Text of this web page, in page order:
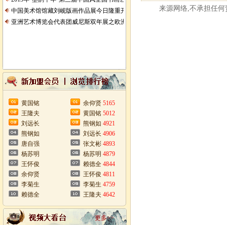
中国美术馆馆藏刘岘版画作品展今日隆重开展
亚洲艺术博览会代表团威尼斯双年展之欧洲行
黄国铭
王隆夫
刘远长
熊钢如
唐自强
杨苏明
王怀俊
余仰贤
李菊生
赖德全
余仰贤 5165
黄国铭 5012
熊钢如 4921
刘远长 4906
张文彬 4893
杨苏明 4879
赖德全 4844
王怀俊 4811
李菊生 4759
王隆夫 4642
更多>>
来源网络,不承担任何